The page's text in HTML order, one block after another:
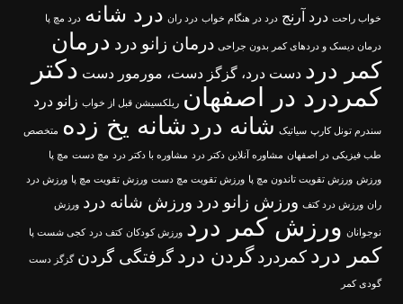
خواب راحت درد آرنج درد در هنگام خواب درد ران درد شانه درد مچ پا
درمان دیسک و دردهای کمر بدون جراحی درمان زانو درد درمان
کمر درد دست درد، گزگز دست، مورمور دست دکتر
کمردرد در اصفهان ریلکسیشن قبل از خواب زانو درد
سندرم تونل کارپ سیاتیک شانه درد شانه یخ زده متخصص
طب فیزیکی در اصفهان مشاوره آنلاین دکتر درد مشاوره با دکتر درد مچ دست مچ پا
ورزش ورزش تقویت تاندون مچ پا ورزش تقویت مچ دست ورزش تقویت مچ پا ورزش درد
ران ورزش درد کتف ورزش زانو درد ورزش شانه درد ورزش
نوجوانان ورزش کمر درد ورزش کودکان کتف درد کجی شست پا
کمر درد کمردرد گردن درد گرفتگی گردن گزگز دست
گودی کمر